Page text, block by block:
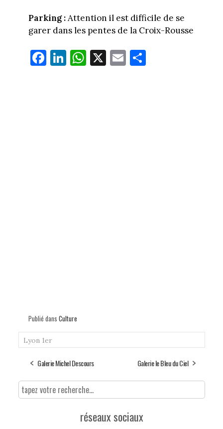
Parking :Attention il est difficile de se
garer dans les pentes de la Croix-Rousse
Fa
ce
Li
nk
W
ha
X E
m
Pa
Publié dans Culture
Lyon 1er
Galerie Michel Descours Galerie le Bleu du Ciel
réseaux sociaux